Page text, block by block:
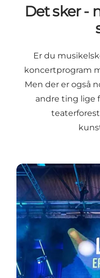
Det sker -
Er du
koncertprogram
Men der er også
andre ting lige
Se sommerens